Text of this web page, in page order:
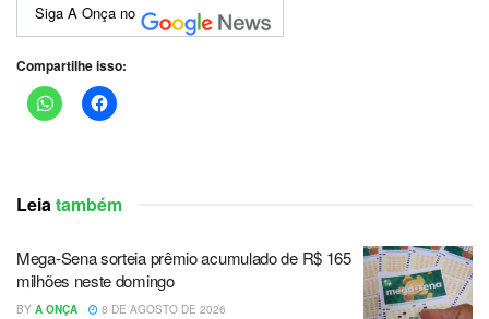
Siga A Onça no
Compartilhe isso:
Leiatambém
Mega-Sena sorteia prêmio acumulado de R$ 165
milhões neste domingo
BY A ONÇA 8 DE AGOSTO DE 2026